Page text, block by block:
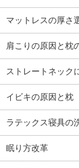
マットレスの厚さ
肩こりの原因と枕
ストレートネック
イビキの原因と枕
ラテックス寝具の
眠り方改革